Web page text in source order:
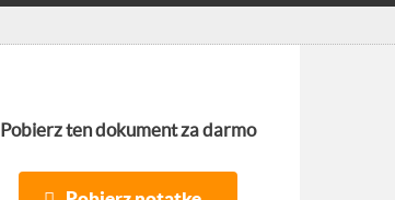
Pobierz ten dokument za darmo